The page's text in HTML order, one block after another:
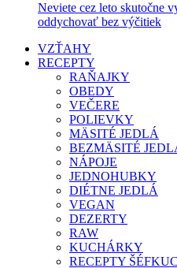
Neviete cez leto skutočne
oddychovať bez výčitiek
VZŤAHY
RECEPTY
RAŇAJKY
OBEDY
VEČERE
POLIEVKY
MÄSITÉ JEDLÁ
BEZMÄSITÉ
NÁPOJE
JEDNOHUBKY
DIÉTNE JEDLÁ
VEGAN
DEZERTY
RAW
KUCHÁRKY
RECEPTY